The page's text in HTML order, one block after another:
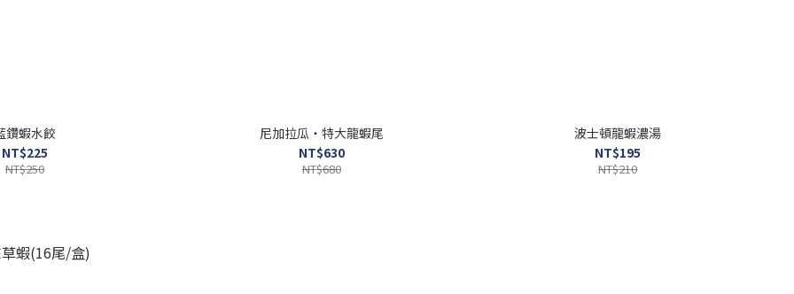
鑽蝦水餃
NT$225
NT$250
尼加拉瓜・特大龍蝦尾
NT$630
NT$680
波士頓龍蝦濃湯
NT$195
NT$210